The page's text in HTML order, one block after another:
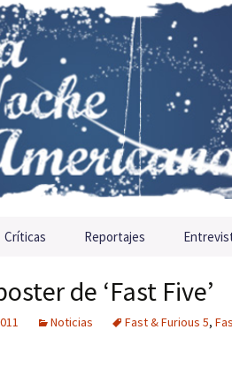
Críticas Reportajes
de ‘Fast Five’
Noticias Fast & Furious 5,